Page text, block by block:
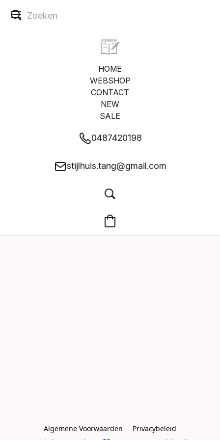
HOME
WEBSHOP
CONTACT
NEW
SALE
0487420198
stijlhuis.tang@gmail.com
Algemene Voorwaarden
Privacybeleid